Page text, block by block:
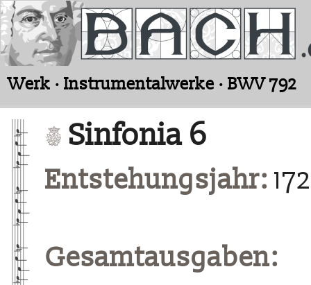
Werk · Instrumentalwerke · BWV 792
Sinfonia 6
Entstehungsjahr:
Gesamtausgaben: